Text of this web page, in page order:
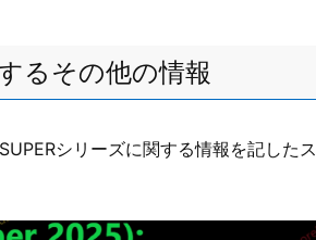
るその他の情報
シリーズに関する情報を記したス